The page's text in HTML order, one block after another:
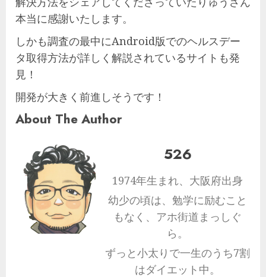
本当に感謝いたします。
しかも調査の最中にAndroid版でのヘルスデー
タ取得方法が詳しく解説されているサイトも発
見！
開発が大きく前進しそうです！
About The Author
526
1974年生まれ、大阪府出身
幼少の頃は、勉学に励むこと
もなく、アホ街道まっしぐ
ら。
ずっと小太りで一生のうち7割
はダイエット中。